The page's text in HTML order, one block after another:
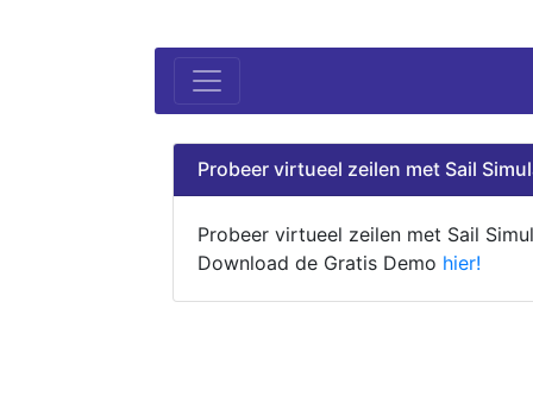
Probeer virtueel zeilen met Sail
Probeer virtueel zeilen met Sail
Download de Gratis Demo hier!